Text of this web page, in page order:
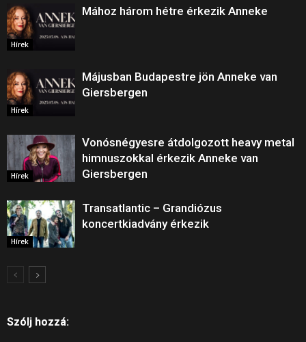
Hírek
Mához három hétre érkezik Anneke
Hírek
Májusban Budapestre jön Anneke van
Giersbergen
Hírek
Vonósnégyesre átdolgozott heavy metal
himnuszokkal érkezik Anneke van
Giersbergen
Hírek
Transatlantic – Grandiózus
koncertkiadvány érkezik
Szólj hozzá: